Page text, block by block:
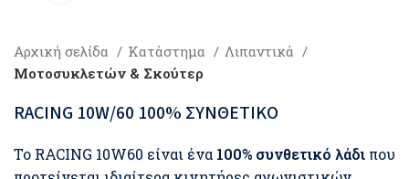
Αρχική σελίδα Κατάστημα
Λιπαντικά
Μοτοσυκλετών & Σκούτερ
RACING 10W/60 100% ΣΥΝΘΕΤΙΚΟ
Το RACING 10W60 είναι ένα 100% συνθετικό λάδι που